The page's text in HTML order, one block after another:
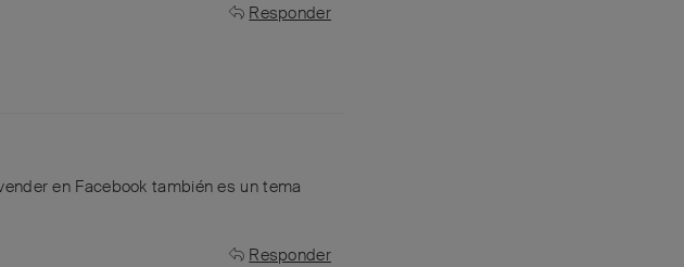
Responder
en Facebook también es un tema
Responder